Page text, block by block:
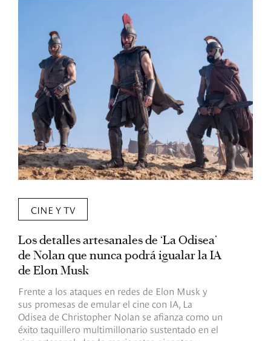
CINE Y TV
Los detalles artesanales de ‘La Odisea’
de Nolan que nunca podrá igualar la IA
de Elon Musk
Frente a los ataques en redes de Elon Musk y
sus promesas de emular el cine con IA, La
Odisea de Christopher Nolan se afianza como un
éxito taquillero multimillonario sustentado en el